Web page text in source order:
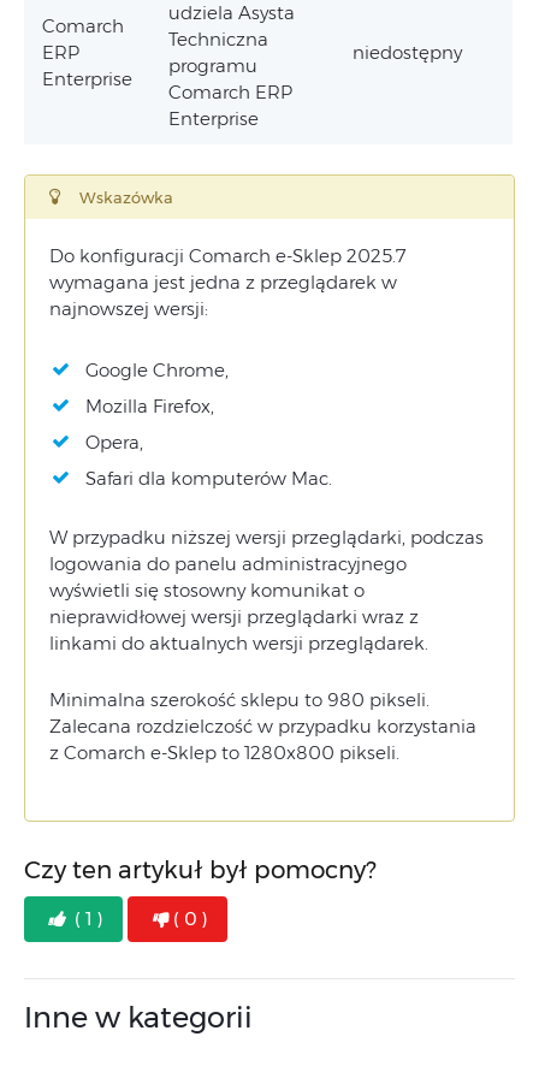
Comarch
ERP
Enterprise
udziela Asysta
Techniczna
programu
Comarch ERP
Enterprise
niedostępny
Wskazówka
Do konfiguracji Comarch e-Sklep 2025.7
wymagana jest jedna z przeglądarek w
najnowszej wersji:
Google Chrome,
Mozilla Firefox,
Opera,
Safari dla komputerów Mac.
W przypadku niższej wersji przeglądarki, podczas
logowania do panelu administracyjnego
wyświetli się stosowny komunikat o
nieprawidłowej wersji przeglądarki wraz z
linkami do aktualnych wersji przeglądarek.
Minimalna szerokość sklepu to 980 pikseli.
Zalecana rozdzielczość w przypadku korzystania
z Comarch e-Sklep to 1280x800 pikseli.
Czy ten artykuł był pomocny?
( 1 ) ( 0 )
Inne w kategorii